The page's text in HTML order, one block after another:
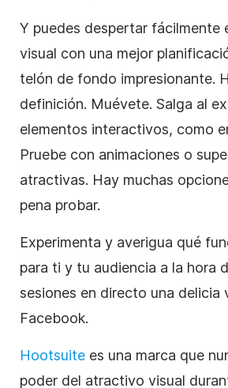
Y puedes despertar fácilmente
visual con una mejor
telón de fondo impresionante.
definición. Muévete. Salga al
elementos interactivos, como
Pruebe con animaciones o
atractivas. Hay muchas
pena probar.
Experimenta y averigua qué
para ti y tu audiencia a la hora
sesiones en directo una delicia
Facebook.
Hootsuite es una marca que
poder del atractivo visual